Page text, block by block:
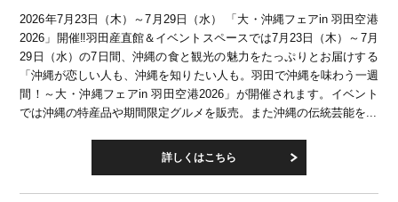
2026年7月23日（木）～7月29日（水） 「大・沖縄フェアin 羽田空港
2026」開催‼羽田産直館＆イベントスペースでは7月23日（木）～7月
29日（水）の7日間、沖縄の食と観光の魅力をたっぷりとお届けする
「沖縄が恋しい人も、沖縄を知りたい人も。羽田で沖縄を味わう一週
間！～大・沖縄フェアin 羽田空港2026」が開催されます。イベント
では沖縄の特産品や期間限定グルメを販売。また沖縄の伝統芸能を...
詳しくはこちら